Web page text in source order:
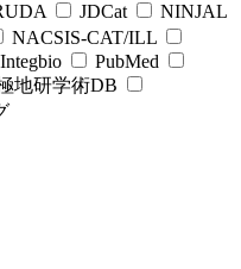
JDCat
NINJAL
NACSIS-CAT/ILL
Integbio
PubMed
地研学術DB